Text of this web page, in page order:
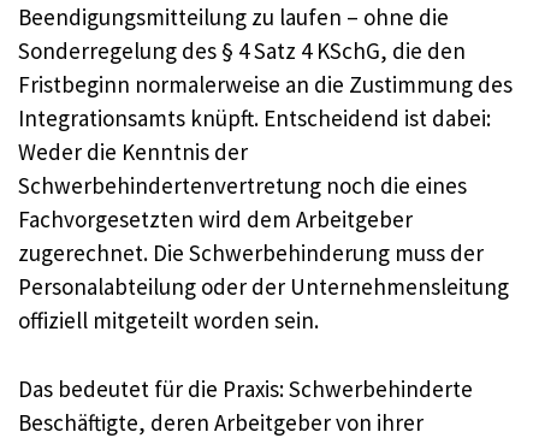
Beendigungsmitteilung zu laufen – ohne die
Sonderregelung des § 4 Satz 4 KSchG, die den
Fristbeginn normalerweise an die Zustimmung des
Integrationsamts knüpft. Entscheidend ist dabei:
Weder die Kenntnis der
Schwerbehindertenvertretung noch die eines
Fachvorgesetzten wird dem Arbeitgeber
zugerechnet. Die Schwerbehinderung muss der
Personalabteilung oder der Unternehmensleitung
offiziell mitgeteilt worden sein.
Das bedeutet für die Praxis: Schwerbehinderte
Beschäftigte, deren Arbeitgeber von ihrer